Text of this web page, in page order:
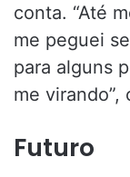
conta. “Até
me peguei
para alguns
me virando”,
Futuro